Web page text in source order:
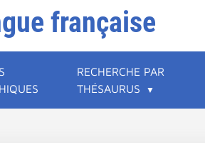
française
RECHERCHE PAR
THÉSAURUS